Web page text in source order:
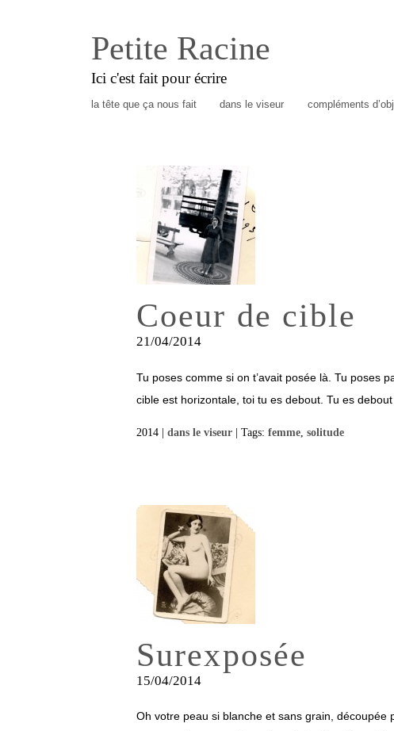
Petite Racine
Ici c'est fait pour écrire
la tête que ça nous fait dans le viseur compléments
Coeur de cible
21/04/2014
Tu poses comme si on t’avait posée là. Tu poses
cible est horizontale, toi tu es debout. Tu es
2014 | dans le viseur | Tags: femme solitude
Surexposée
15/04/2014
Oh votre peau si blanche et sans grain,